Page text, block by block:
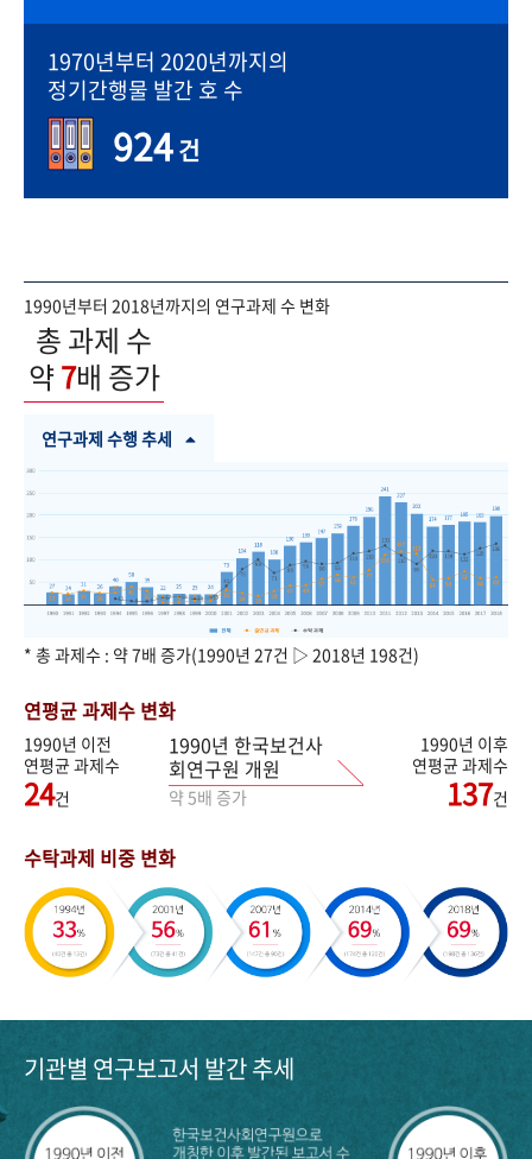
1970년부터 2020년까지의
정기간행물 발간 호 수
924건
1990년부터 2018년까지의 연구과제 수 변화
총 과제 수
약7배 증가
연구과제 수행 추세
* 총 과제수 : 약 7배 증가(1990년 27건 ▷ 2018년 198건)
연평균 과제수 변화
1990년 이전
연평균 과제수
24건
1990년 한국보건사
회연구원 개원
약 5배 증가
1990년 이후
연평균 과제수
137건
수탁과제 비중 변화
기관별 연구보고서 발간 추세